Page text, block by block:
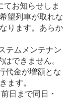
お知らせしま
望列車が取れな
ります。あらか
テムメンテナン
できません。
代金が増額とな
ます。
日まで同日・